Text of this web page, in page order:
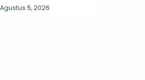
Agustus 5, 2026